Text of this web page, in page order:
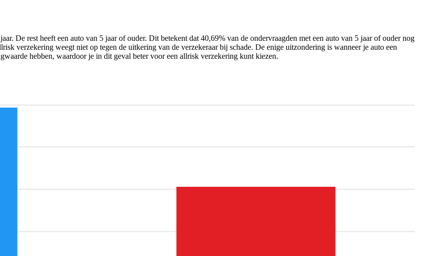
De rest heeft een auto van 5 jaar of ouder. Dit betekent dat 40,69% van de ondervraagden met een auto van 5 jaar of ouder nog
verzekering weegt niet op tegen de uitkering van de verzekeraar bij schade. De enige uitzondering is wanneer je auto een
hebben, waardoor je in dit geval beter voor een allrisk verzekering kunt kiezen.